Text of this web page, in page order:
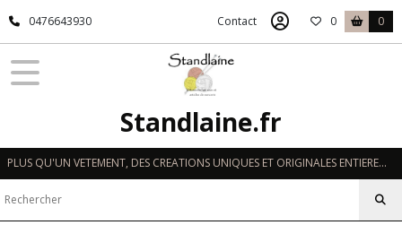
0476643930 Contact 0 0
Standlaine.fr
PLUS QU'UN VETEMENT, DES CREATIONS UNIQUES ET ORIGINALES ENTIEREMENT REALISEES A LA MAIN EN FRANCE